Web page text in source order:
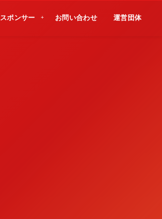
スポンサー お問い合わせ 運営団体